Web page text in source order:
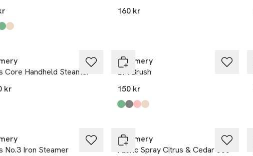
finns i färgerna:
160 kr
Core Handheld Steamer
kr
Steamery
Lint Brush
150 kr
Produkten finns i färgerna:
Sage,
Dark Grey
Rose,
Sand,
No.3 Iron Steamer
Steamery
Fabric Spray Citrus & Cedar 500